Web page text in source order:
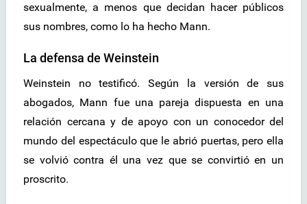
sexualmente, a menos que decidan hacer públicos
sus nombres, como lo ha hecho Mann.
La defensa de Weinstein
Weinstein no testificó. Según la versión de sus
abogados, Mann fue una pareja dispuesta en una
relación cercana y de apoyo con un conocedor del
mundo del espectáculo que le abrió puertas, pero ella
se volvió contra él una vez que se convirtió en un
proscrito.